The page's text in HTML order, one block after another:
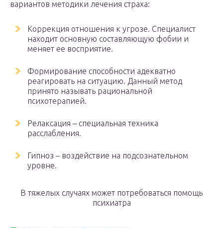
вариантов методики лечения страха:
Коррекция отношения к угрозе. Специалист
находит основную составляющую фобии и
меняет ее восприятие.
Формирование способности адекватно
реагировать на ситуацию. Данный метод
принято называть рациональной
психотерапией.
Релаксация – специальная техника
расслабления.
Гипноз – воздействие на подсознательном
уровне.
В тяжелых случаях может потребоваться помощь
психиатра